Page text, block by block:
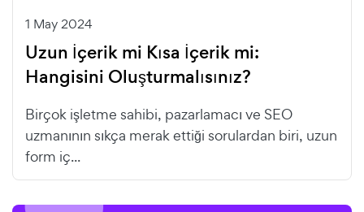
1 May 2024
Uzun İçerik mi Kısa İçerik mi:
Hangisini Oluşturmalısınız?
Birçok işletme sahibi, pazarlamacı ve SEO
uzmanının sıkça merak ettiği sorulardan biri, uzun
form iç...